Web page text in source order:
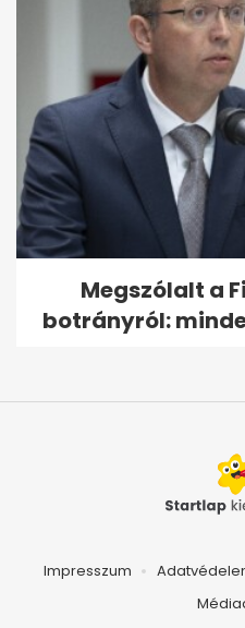
Megszólalt a
botrányról:
Impresszum